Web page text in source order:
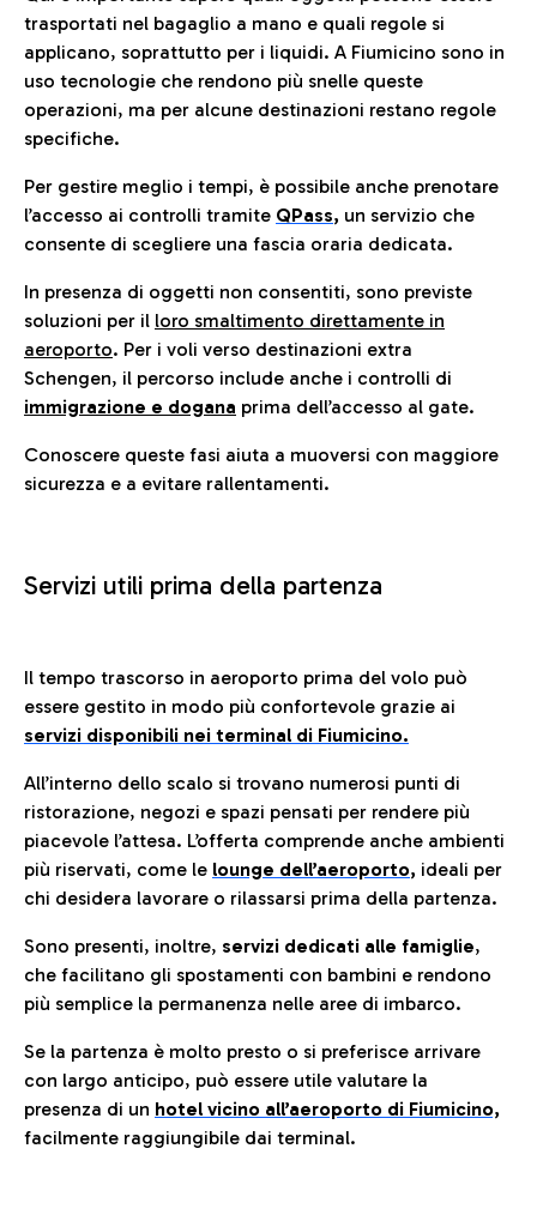
trasportati nel bagaglio a mano e quali regole si
applicano, soprattutto per i liquidi. A Fiumicino sono in
uso tecnologie che rendono più snelle queste
operazioni, ma per alcune destinazioni restano regole
specifiche.
Per gestire meglio i tempi, è possibile anche prenotare
l’accesso ai controlli tramite QPass, un servizio che
consente di scegliere una fascia oraria dedicata.
In presenza di oggetti non consentiti, sono previste
soluzioni per il loro smaltimento direttamente in
aeroporto. Per i voli verso destinazioni extra
Schengen, il percorso include anche i controlli di
immigrazione e dogana prima dell’accesso al gate.
Conoscere queste fasi aiuta a muoversi con maggiore
sicurezza e a evitare rallentamenti.
Servizi utili prima della partenza
Il tempo trascorso in aeroporto prima del volo può
essere gestito in modo più confortevole grazie ai
servizi disponibili nei terminal di Fiumicino.
All’interno dello scalo si trovano numerosi punti di
ristorazione, negozi e spazi pensati per rendere più
piacevole l’attesa. L’offerta comprende anche ambienti
più riservati, come le lounge dell’aeroporto, ideali per
chi desidera lavorare o rilassarsi prima della partenza.
Sono presenti, inoltre, servizi dedicati alle famiglie,
che facilitano gli spostamenti con bambini e rendono
più semplice la permanenza nelle aree di imbarco.
Se la partenza è molto presto o si preferisce arrivare
con largo anticipo, può essere utile valutare la
presenza di un hotel vicino all’aeroporto di Fiumicino,
facilmente raggiungibile dai terminal.